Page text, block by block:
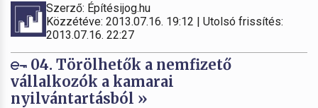
Szerző: Építésijog.hu
Közzétéve: 2013.07.16. 19:12 | Utolsó frissítés:
2013.07.16. 22:27
04. Törölhetők a nemfizető
vállalkozók a kamarai
nyilvántartásból »